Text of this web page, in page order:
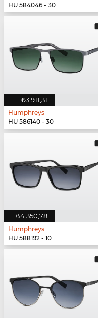
HU 584046 - 30
₺3.911,31
Humphreys
HU 586140 - 30
₺4.350,78
Humphreys
HU 588192 - 10